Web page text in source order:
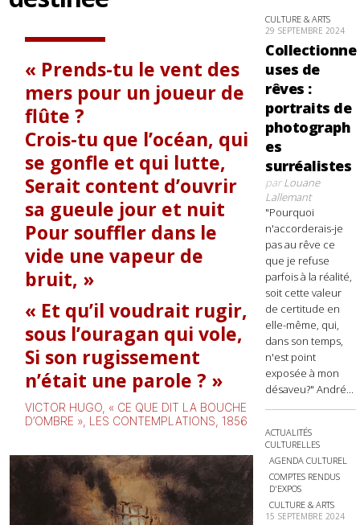
Prends-tu le vent des
mers pour un joueur de
flûte ?
Crois-tu que l’océan, qui
se gonfle et qui lutte,
Serait content d’ouvrir
sa gueule jour et nuit
Pour souffler dans le
vide une vapeur de
bruit,
Et qu’il voudrait rugir,
sous l’ouragan qui vole,
Si son rugissement
n’était une parole ?
VICTOR HUGO, « CE QUE DIT LA BOUCHE
D’OMBRE », LES CONTEMPLATIONS, 1856
CULTURE & ARTS
29 SEPTEMBRE 2024
Collectionne
uses de
rêves :
portraits de
photograph
es
surréalistes
parLouane
Lallemant
"Pourquoi
n'accorderais-je
pas au rêve ce
que je refuse
parfois à la réalité,
soit cette valeur
de certitude en
elle-même, qui,
dans son temps,
n'est point
exposée à mon
désaveu?" André...
ACTUALITÉS
CULTURELLES
AGENDA CULTUREL
COMPTES RENDUS
D'EXPOS
CULTURE & ARTS
15 SEPTEMBRE 2024